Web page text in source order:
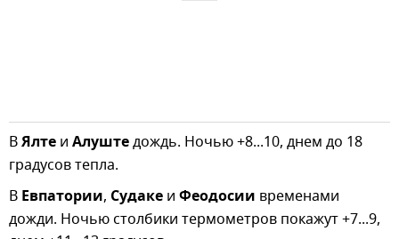
ВЯлте и Алуштедождь. Ночью +8...10, днем до 18
градусов тепла.
В Евпатории, Судаке и Феодосии временами
дожди. Ночью столбики термометров покажут +7...9,